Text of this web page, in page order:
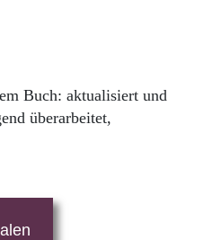
Buch: aktualisiert und
überarbeitet,